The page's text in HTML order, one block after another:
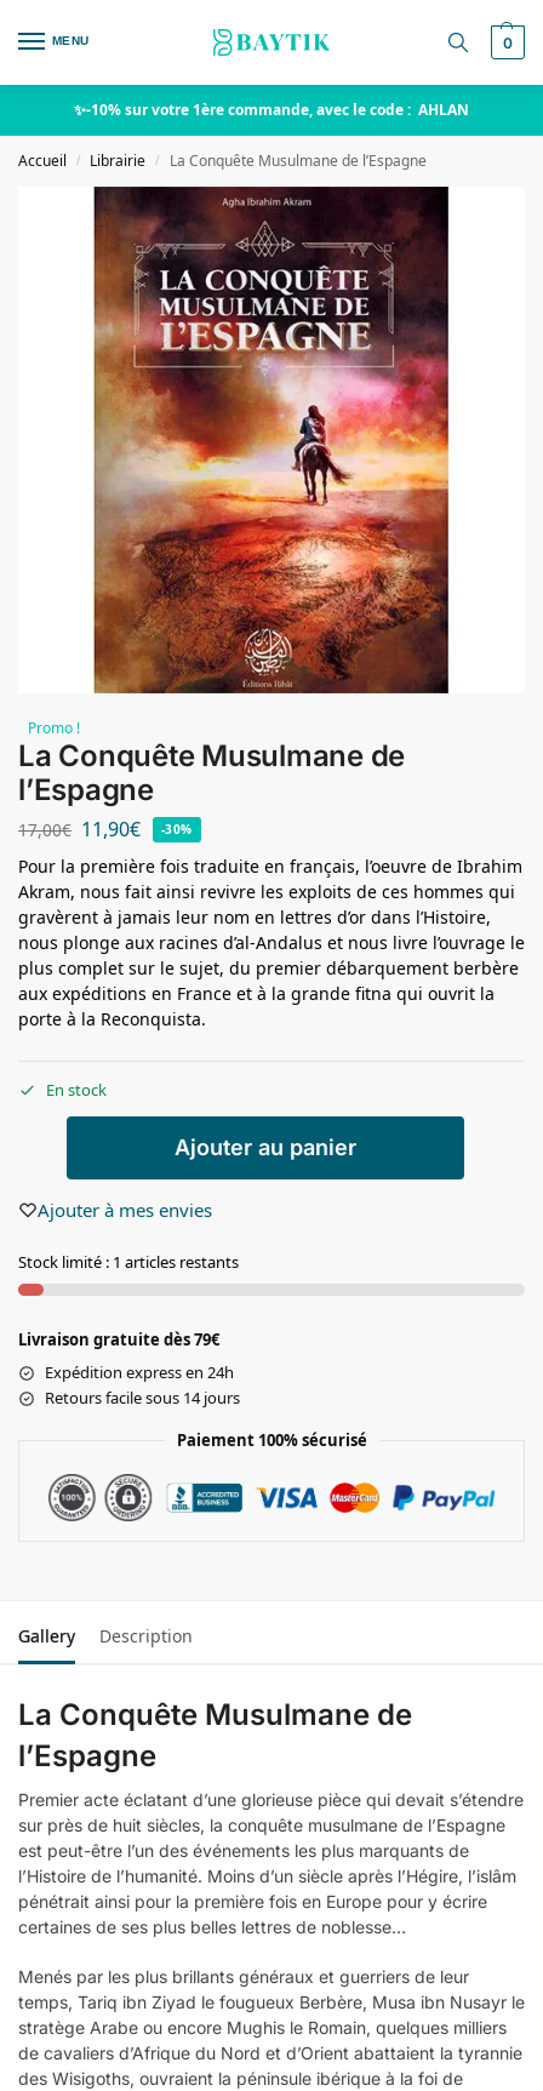
MENU 0
✨-10% sur votre 1ère commande, avec le code : AHLAN
Accueil / Librairie / La Conquête Musulmane de l’Espagne
Promo !
La Conquête Musulmane de
l’Espagne
17,00€ 11,90€ -30%
Pour la première fois traduite en français, l’oeuvre de Ibrahim
Akram, nous fait ainsi revivre les exploits de ces hommes qui
gravèrent à jamais leur nom en lettres d’or dans l’Histoire,
nous plonge aux racines d’al-Andalus et nous livre l’ouvrage le
plus complet sur le sujet, du premier débarquement berbère
aux expéditions en France et à la grande fitna qui ouvrit la
porte à la Reconquista.
En stock
Ajouter au panier
Ajouter à mes envies
Stock limité : 1 articles restants
Livraison gratuite dès 79€
Expédition express en 24h
Retours facile sous 14 jours
Paiement 100% sécurisé
Gallery Description
La Conquête Musulmane de
l’Espagne
Premier acte éclatant d’une glorieuse pièce qui devait s’étendre
sur près de huit siècles, la conquête musulmane de l’Espagne
est peut-être l’un des événements les plus marquants de
l’Histoire de l’humanité. Moins d’un siècle après l’Hégire, l’islâm
pénétrait ainsi pour la première fois en Europe pour y écrire
certaines de ses plus belles lettres de noblesse…
Menés par les plus brillants généraux et guerriers de leur
temps, Tariq ibn Ziyad le fougueux Berbère, Musa ibn Nusayr le
stratège Arabe ou encore Mughis le Romain, quelques milliers
de cavaliers d’Afrique du Nord et d’Orient abattaient la tyrannie
des Wisigoths, ouvraient la péninsule ibérique à la foi de